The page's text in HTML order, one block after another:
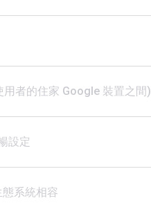
者的住家 Google 裝置之間)
設定
系統相容